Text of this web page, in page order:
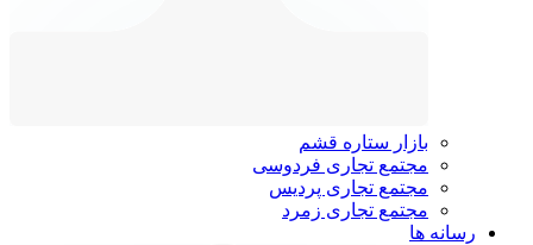
بازار ستاره قشم
مجتمع تجاری فردوسی
مجتمع تجاری پردیس
مجتمع تجاری زمرد
رسانه ها